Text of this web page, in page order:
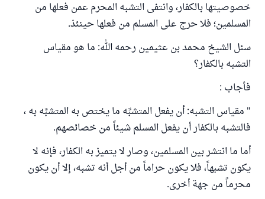
خصوصيتها بالكفار، وانتفى التشبه المحرم عمن فعلها من
المسلمين؛ فلا حرج على المسلم من فعلها حينئذ.
سئل الشيخ محمد بن عثيمين رحمه الله: ما هو مقياس
التشبه بالكفار؟
فأجاب :
" مقياس التشبه: أن يفعل المتشبِّه ما يختص به المتشبَّه به ،
فالتشبه بالكفار أن يفعل المسلم شيئاً من خصائصهم.
أما ما انتشر بين المسلمين، وصار لا يتميز به الكفار، فإنه لا
يكون تشبهاً، فلا يكون حراماً من أجل أنه تشبه، إلا أن يكون
محرماً من جهة أخرى.